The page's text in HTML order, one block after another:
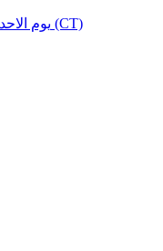
يوم الاحد - يوم الخميس: 10 صباحًا - 5 مساء (CT)